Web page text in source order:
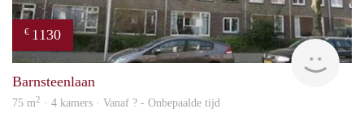
€ 1130
Barnsteenlaan
75 m2 · 4 kamers · Vanaf ? - Onbepaalde tijd